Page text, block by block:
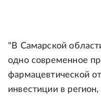
"В Самарской
одно современное
фармацевтической
инвестиции в